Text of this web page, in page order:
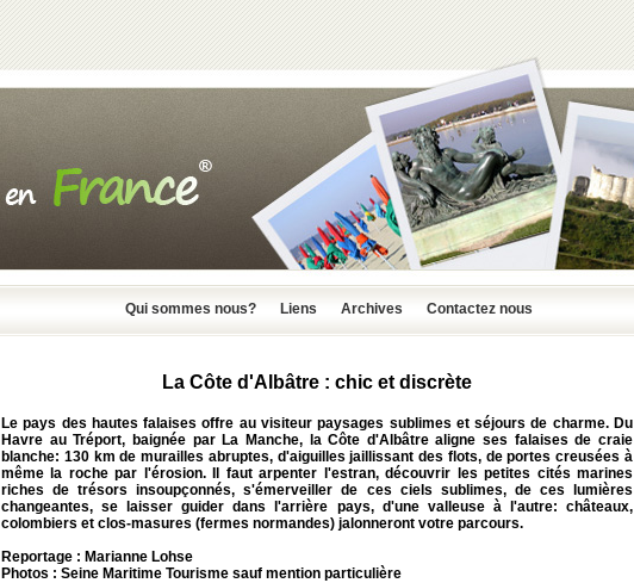
Qui sommes nous? Liens Archives Contactez nous
La Côte d'Albâtre : chic et discrète
Le pays des hautes falaises offre au visiteur paysages sublimes et séjours de charme. Du
Havre au Tréport, baignée par La Manche, la Côte d'Albâtre aligne ses falaises de craie
blanche: 130 km de murailles abruptes, d'aiguilles jaillissant des flots, de portes creusées à
même la roche par l'érosion. Il faut arpenter l'estran, découvrir les petites cités marines
riches de trésors insoupçonnés, s'émerveiller de ces ciels sublimes, de ces lumières
changeantes, se laisser guider dans l'arrière pays, d'une valleuse à l'autre: châteaux,
colombiers et clos-masures (fermes normandes) jalonneront votre parcours.
Reportage : Marianne Lohse
Photos : Seine Maritime Tourisme sauf mention particulière